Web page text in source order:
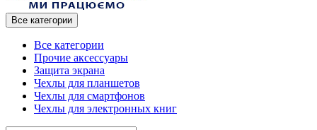
Все категории
Все категории
Прочие аксессуары
Защита экрана
Чехлы для планшетов
Чехлы для смартфонов
Чехлы для электронных книг